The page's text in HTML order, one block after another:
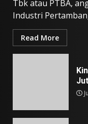
Tbk atau PTBA,
Industri
Read More